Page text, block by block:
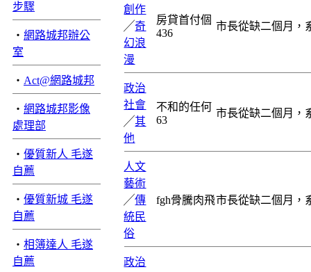
步驟
‧ 網路城邦辦公
室
‧ Act@網路城邦
‧ 網路城邦影像
處理部
‧ 優質新人 毛遂
自薦
‧ 優質新城 毛遂
自薦
‧ 相簿達人 毛遂
自薦
創作
╱奇
幻浪
漫
房貸首付個
436
市長從缺二個月，
政治
社會
╱其
他
不和的任何
63
市長從缺二個月，
人文
藝術
╱傳
統民
俗
fgh骨騰肉飛市長從缺二個月，
政治